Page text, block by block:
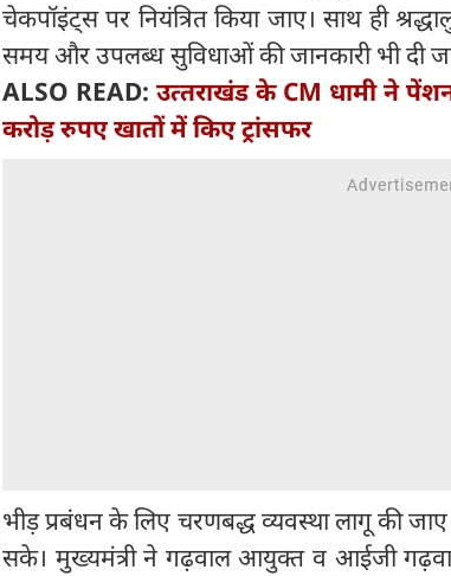
चेकपॉइंट्स पर नियंत्रित किया जाए। साथ ही
समय और उपलब्ध सुविधाओं की जानकारी भी दी
ALSO READ: उत्‍तराखंड के CM धामी ने
करोड़ रुपए खातों में किए ट्रांसफर
भीड़ प्रबंधन के लिए चरणबद्ध व्यवस्था लागू की
सके। मुख्यमंत्री ने गढ़वाल आयुक्त व आईजी